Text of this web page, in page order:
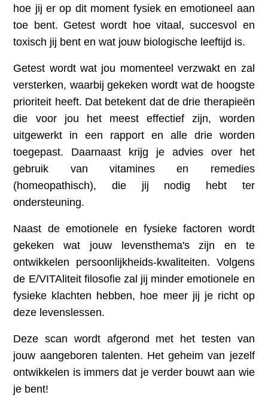
hoe jij er op dit moment fysiek en emotioneel aan
toe bent. Getest wordt hoe vitaal, succesvol en
toxisch jij bent en wat jouw biologische leeftijd is.
Getest wordt wat jou momenteel verzwakt en zal
versterken, waarbij gekeken wordt wat de hoogste
prioriteit heeft. Dat betekent dat de drie therapieën
die voor jou het meest effectief zijn, worden
uitgewerkt in een rapport en alle drie worden
toegepast. Daarnaast krijg je advies over het
gebruik van vitamines en remedies
(homeopathisch), die jij nodig hebt ter
ondersteuning.
Naast de emotionele en fysieke factoren wordt
gekeken wat jouw levensthema's zijn en te
ontwikkelen persoonlijkheids-kwaliteiten. Volgens
de E/VITAliteit filosofie zal jij minder emotionele en
fysieke klachten hebben, hoe meer jij je richt op
deze levenslessen.
Deze scan wordt afgerond met het testen van
jouw aangeboren talenten. Het geheim van jezelf
ontwikkelen is immers dat je verder bouwt aan wie
je bent!